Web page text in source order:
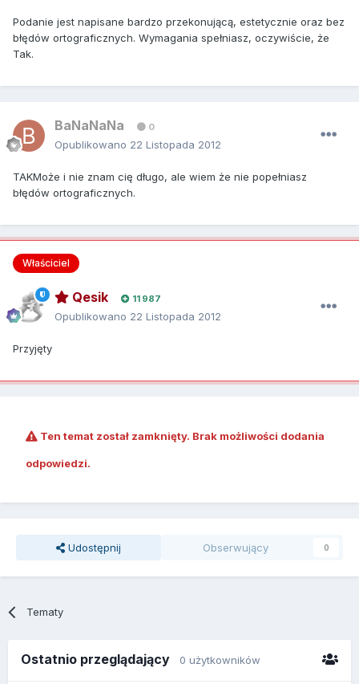
Podanie jest napisane bardzo przekonującą, estetycznie oraz bez
błędów ortograficznych. Wymagania spełniasz, oczywiście, że
Tak.
BaNaNaNa 0
Opublikowano 22 Listopada 2012
TAKMoże i nie znam cię długo, ale wiem że nie popełniasz
błędów ortograficznych.
Właściciel
Qesik 11 987
Opublikowano 22 Listopada 2012
Przyjęty
Ten temat został zamknięty. Brak możliwości dodania
odpowiedzi.
Udostępnij Obserwujący 0
Tematy
Ostatnio przeglądający 0 użytkowników